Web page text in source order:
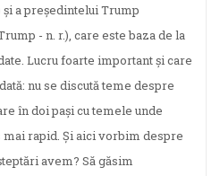
şi a preşedintelui Trump
- n. r.), care este baza de la
Lucru foarte important şi care
nu se discută teme despre
în doi paşi cu temele unde
rapid. Şi aici vorbim despre
avem? Să găsim